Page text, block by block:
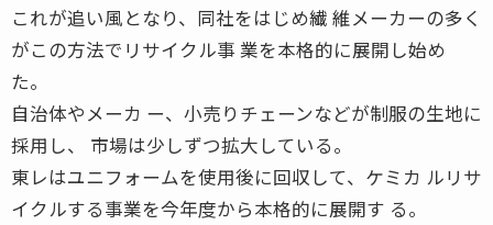
これが追い風となり、同社をはじめ繊 維メーカーの多く
がこの方法でリサイクル事 業を本格的に展開し始め
た。
自治体やメーカ ー、小売りチェーンなどが制服の生地に
採用し、 市場は少しずつ拡大している。
東レはユニフォームを使用後に回収して、ケミカ ルリサ
イクルする事業を今年度から本格的に展開す る。